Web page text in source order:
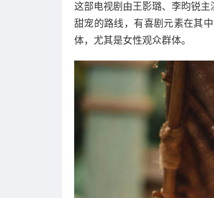
这部电视剧由王影璐、李昀锐
甜宠的路线，有喜剧元素在其
体，尤其是女性观众群体。